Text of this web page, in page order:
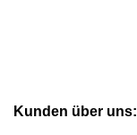
Kunden über uns: